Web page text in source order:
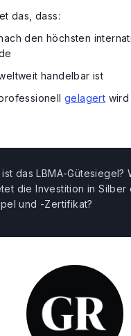
das, dass:
den höchsten
handelbar ist
gelagert wird
das LBMA-Gütesiegel?
die Investition in Silber
und -Zertifikat?